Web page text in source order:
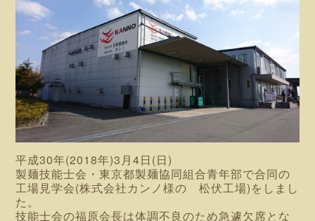
平成30年(2018年)3月4日(日)
製麺技能士会・東京都製麺協同組合青年部で合同の
工場見学会(株式会社カンノ様の 松伏工場)をしまし
た。
技能士会の福原会長は体調不良のため急遽欠席とな